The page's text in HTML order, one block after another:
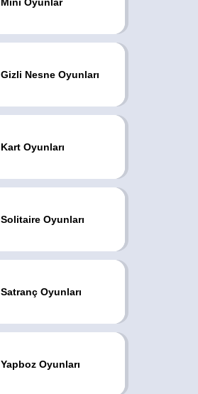
Gizli Nesne Oyunları
Kart Oyunları
Solitaire Oyunları
Satranç Oyunları
Yapboz Oyunları